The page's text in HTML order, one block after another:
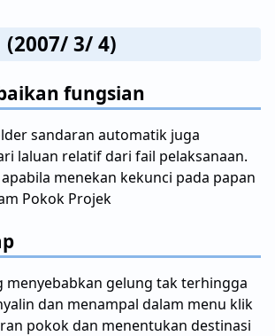
3/ 4)
fungsian
sandaran automatik juga
laluan relatif dari fail pelaksanaan.
menekan kekunci pada papan
Pokok Projek
menyebabkan gelung tak terhingga
dan menampal dalam menu klik
pokok dan menentukan destinasi